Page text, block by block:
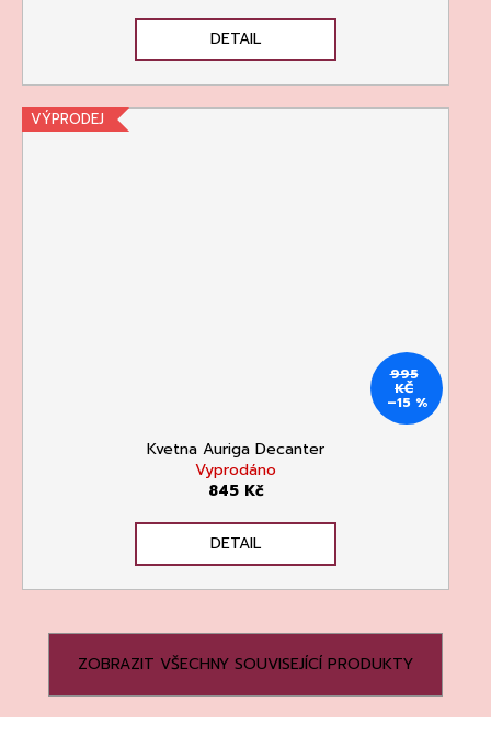
DETAIL
VÝPRODEJ
995
KČ
–15 %
Kvetna Auriga Decanter
Vyprodáno
845 Kč
DETAIL
ZOBRAZIT VŠECHNY SOUVISEJÍCÍ PRODUKTY